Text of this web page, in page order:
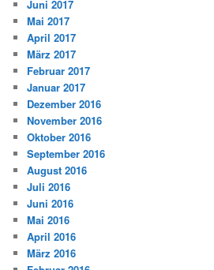
Juni 2017
Mai 2017
April 2017
März 2017
Februar 2017
Januar 2017
Dezember 2016
November 2016
Oktober 2016
September 2016
August 2016
Juli 2016
Juni 2016
Mai 2016
April 2016
März 2016